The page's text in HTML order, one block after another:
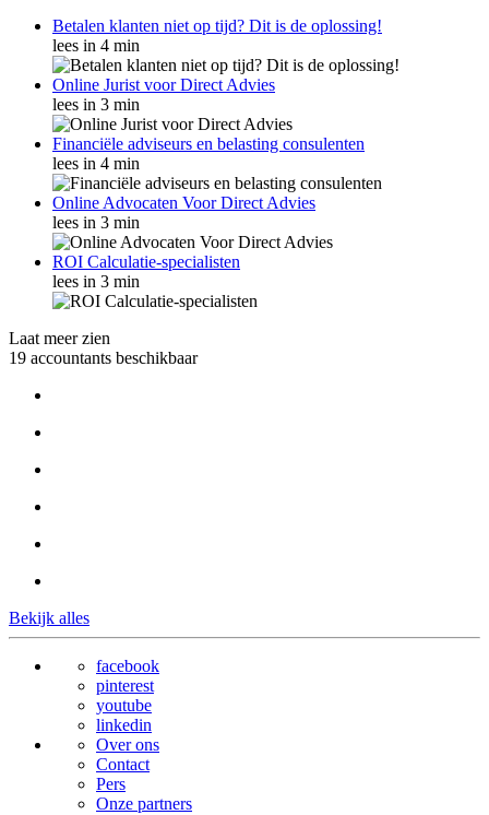
Betalen klanten niet op tijd? Dit is de oplossing!
lees in 4 min
Online Jurist voor Direct Advies
lees in 3 min
Financiële adviseurs en belasting consulenten
lees in 4 min
Online Advocaten Voor Direct Advies
lees in 3 min
ROI Calculatie-specialisten
lees in 3 min
Laat meer zien
19 accountants beschikbaar
Bekijk alles
facebook
pinterest
youtube
linkedin
Over ons
Contact
Pers
Onze partners